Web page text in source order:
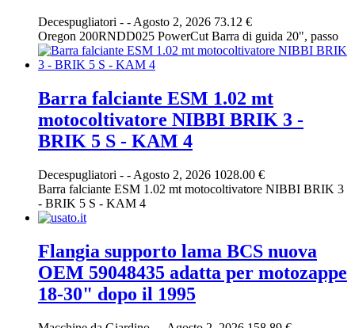
Decespugliatori - - Agosto 2, 2026 73.12 €
Oregon 200RNDD025 PowerCut Barra di guida 20", passo
Barra falciante ESM 1.02 mt
motocoltivatore NIBBI BRIK 3 -
BRIK 5 S - KAM 4
Decespugliatori - - Agosto 2, 2026 1028.00 €
Barra falciante ESM 1.02 mt motocoltivatore NIBBI BRIK 3
- BRIK 5 S - KAM 4
Flangia supporto lama BCS nuova
OEM 59048435 adatta per motozappe
18-30" dopo il 1995